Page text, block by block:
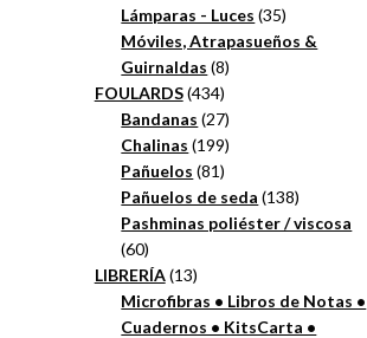
productos
Lámparas - Luces 3535
productos
Móviles, Atrapasueños &
Guirnaldas 88
FOULARDS 434434
productos
Bandanas 2727
productos
Chalinas 199199
Pañuelos 8181
productos
Pañuelos de seda 138138
productos
Pashminas poliéster / viscosa
6060
productos
LIBRERÍA 1313
productos
Microfibras • Libros de Notas •
Cuadernos • KitsCarta •